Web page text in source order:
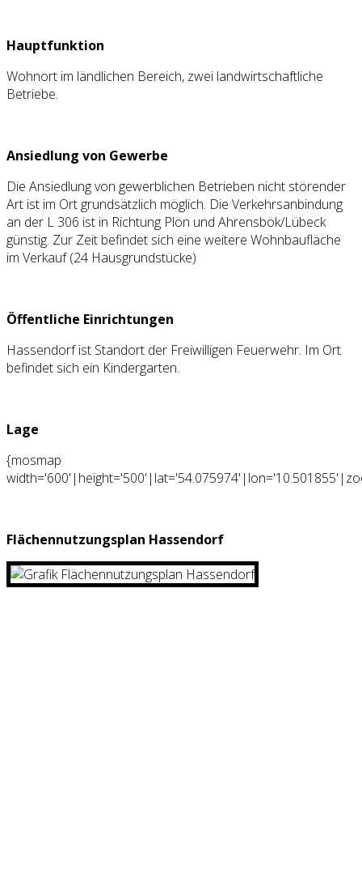
Hauptfunktion
Wohnort im ländlichen Bereich, zwei landwirtschaftliche
Betriebe.
Ansiedlung von Gewerbe
Die Ansiedlung von gewerblichen Betrieben nicht störender
Art ist im Ort grundsätzlich möglich. Die Verkehrsanbindung
an der L 306 ist in Richtung Plön und Ahrensbök/Lübeck
günstig. Zur Zeit befindet sich eine weitere Wohnbaufläche
im Verkauf (24 Hausgrundstücke)
Öffentliche Einrichtungen
Hassendorf ist Standort der Freiwilligen Feuerwehr. Im Ort
befindet sich ein Kindergarten.
Lage
{mosmap
width='600'|height='500'|lat='54.075974'|lon='10.501855
Flächennutzungsplan Hassendorf